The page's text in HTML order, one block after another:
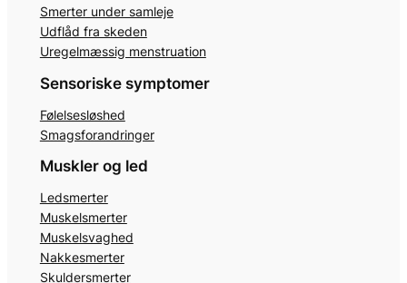
Smerter under samleje
Udflåd fra skeden
Uregelmæssig menstruation
Sensoriske symptomer
Følelsesløshed
Smagsforandringer
Muskler og led
Ledsmerter
Muskelsmerter
Muskelsvaghed
Nakkesmerter
Skuldersmerter